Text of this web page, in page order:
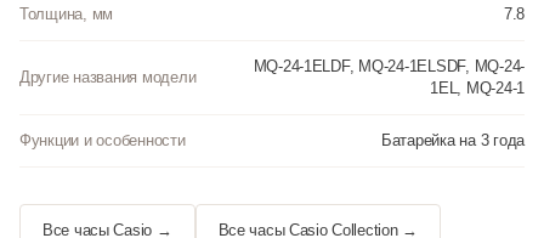
Толщина, мм 7.8
Другие названия модели
MQ-24-1ELDF, MQ-24-1ELSDF, MQ-24-
1EL, MQ-24-1
Функции и особенности Батарейка на 3 года
Все часы Casio → Все часы Casio Collection →